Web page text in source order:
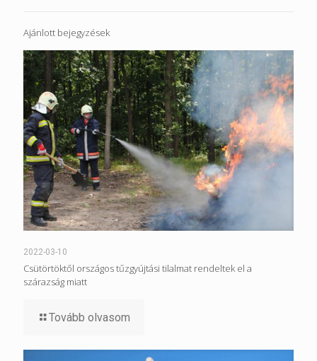
Ajánlott bejegyzések
2022-03-10
Csütörtöktől országos tűzgyújtási tilalmat rendeltek el a
szárazság miatt
Tovább olvasom